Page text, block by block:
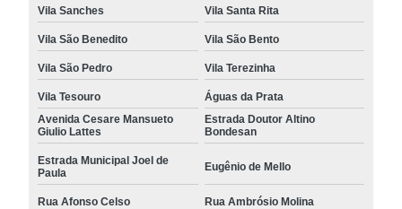
Vila Sanches Vila Santa Rita
Vila São Benedito Vila São Bento
Vila São Pedro Vila Terezinha
Vila Tesouro
Águas da Prata
Avenida Cesare Mansueto
Giulio Lattes
Estrada Doutor Altino
Bondesan
Estrada Municipal Joel de
Paula
Eugênio de Mello
Rua Afonso Celso Rua Ambrósio Molina